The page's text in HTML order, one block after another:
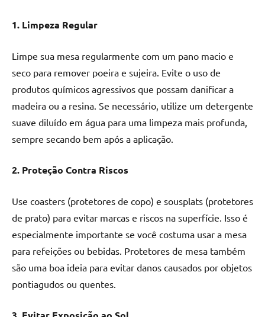
1. Limpeza Regular
Limpe sua mesa regularmente com um pano macio e
seco para remover poeira e sujeira. Evite o uso de
produtos químicos agressivos que possam danificar a
madeira ou a resina. Se necessário, utilize um detergente
suave diluído em água para uma limpeza mais profunda,
sempre secando bem após a aplicação.
2. Proteção Contra Riscos
Use coasters (protetores de copo) e sousplats (protetores
de prato) para evitar marcas e riscos na superfície. Isso é
especialmente importante se você costuma usar a mesa
para refeições ou bebidas. Protetores de mesa também
são uma boa ideia para evitar danos causados por objetos
pontiagudos ou quentes.